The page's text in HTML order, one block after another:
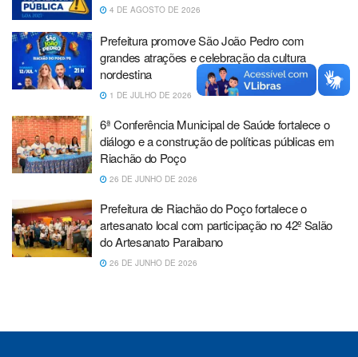
4 DE AGOSTO DE 2026
Prefeitura promove São João Pedro com
grandes atrações e celebração da cultura
nordestina
1 DE JULHO DE 2026
6ª Conferência Municipal de Saúde fortalece o
diálogo e a construção de políticas públicas em
Riachão do Poço
26 DE JUNHO DE 2026
Prefeitura de Riachão do Poço fortalece o
artesanato local com participação no 42º Salão
do Artesanato Paraibano
26 DE JUNHO DE 2026